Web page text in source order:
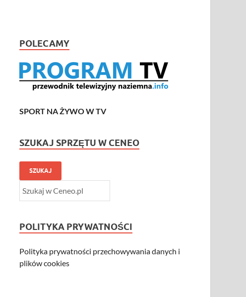
POLECAMY
SPORT NA ŻYWO W TV
SZUKAJ SPRZĘTU W CENEO
SZUKAJ
POLITYKA PRYWATNOŚCI
Polityka prywatności przechowywania danych i
plików cookies